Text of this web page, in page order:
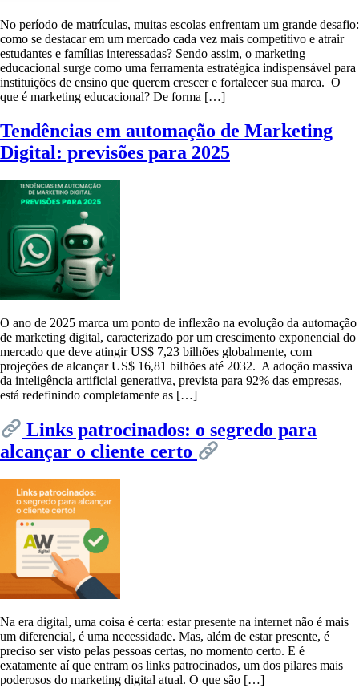
No período de matrículas, muitas escolas enfrentam um grande desafio:
como se destacar em um mercado cada vez mais competitivo e atrair
estudantes e famílias interessadas? Sendo assim, o marketing
educacional surge como uma ferramenta estratégica indispensável para
instituições de ensino que querem crescer e fortalecer sua marca. O
que é marketing educacional? De forma […]
Tendências em automação de Marketing
Digital: previsões para 2025
O ano de 2025 marca um ponto de inflexão na evolução da automação
de marketing digital, caracterizado por um crescimento exponencial do
mercado que deve atingir US$ 7,23 bilhões globalmente, com
projeções de alcançar US$ 16,81 bilhões até 2032. A adoção massiva
da inteligência artificial generativa, prevista para 92% das empresas,
está redefinindo completamente as […]
Links patrocinados: o segredo para
alcançar o cliente certo
Na era digital, uma coisa é certa: estar presente na internet não é mais
um diferencial, é uma necessidade. Mas, além de estar presente, é
preciso ser visto pelas pessoas certas, no momento certo. E é
exatamente aí que entram os links patrocinados, um dos pilares mais
poderosos do marketing digital atual. O que são […]